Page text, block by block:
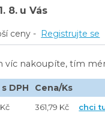
8. u Vás
ceny - Registrujte se
víc nakoupíte, tím
DPH Cena/Ks
361,79 Kč chci